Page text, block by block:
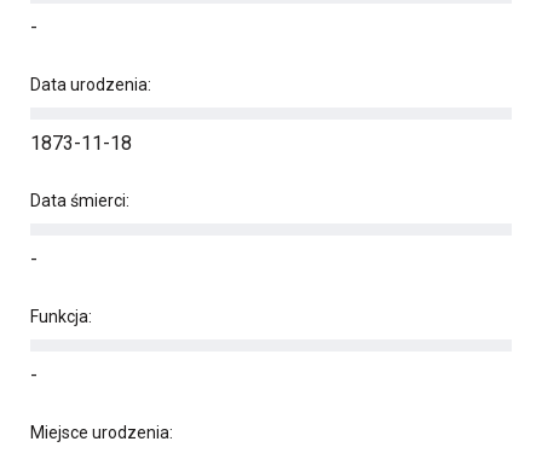
-
Data urodzenia:
1873-11-18
Data śmierci:
-
Funkcja:
-
Miejsce urodzenia: